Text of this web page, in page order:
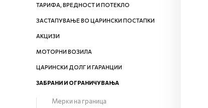
ТАРИФА, ВРЕДНОСТ И ПОТЕКЛО
ЗАСТАПУВАЊЕ ВО ЦАРИНСКИ ПОСТАПКИ
АКЦИЗИ
МОТОРНИ ВОЗИЛА
ЦАРИНСКИ ДОЛГ И ГАРАНЦИИ
ЗАБРАНИ И ОГРАНИЧУВАЊА
Мерки на граница